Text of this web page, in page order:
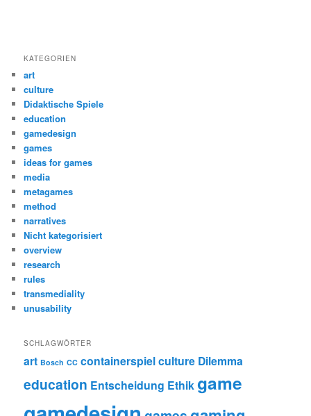
KATEGORIEN
art
culture
Didaktische Spiele
education
gamedesign
games
ideas for games
media
metagames
method
narratives
Nicht kategorisiert
overview
research
rules
transmediality
unusability
SCHLAGWÖRTER
art Bosch CC containerspielculture Dilemma
education Entscheidung Ethikgame